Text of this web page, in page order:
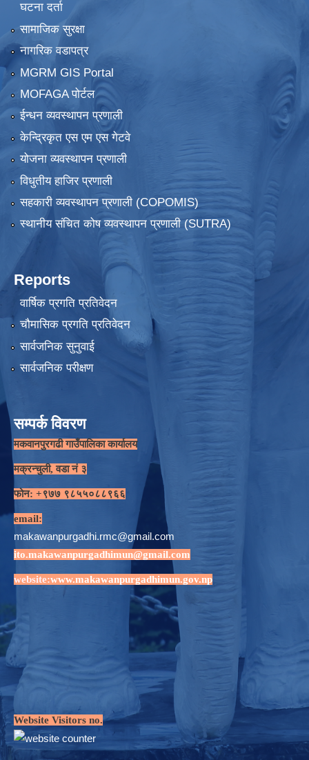
घटना दर्ता
सामाजिक सुरक्षा
नागरिक वडापत्र
MGRM GIS Portal
MOFAGA पोर्टल
ईन्धन व्यवस्थापन प्रणाली
केन्द्रिकृत एस एम एस गेटवे
योजना व्यवस्थापन प्रणाली
विधुतीय हाजिर प्रणाली
सहकारी व्यवस्थापन प्रणाली (COPOMIS)
स्थानीय संचित कोष व्यवस्थापन प्रणाली (SUTRA)
Reports
वार्षिक प्रगति प्रतिवेदन
चौमासिक प्रगति प्रतिवेदन
सार्वजनिक सुनुवाई
सार्वजनिक परीक्षण
सम्पर्क विवरण
मकवानपुरगढी गाउँपालिका कार्यालय
मक्रन्चुली, वडा नं ३
फोन: +९७७ ९८५५०८८९६६
email:
makawanpurgadhi.rmc@gmail.com
ito.makawanpurgadhimun@gmail.com
website:www.makawanpurgadhimun.gov.np
Website Visitors no.